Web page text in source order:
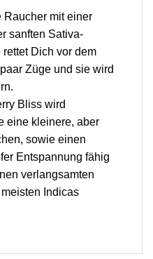
Raucher mit einer
sanften Sativa-
Dich vor dem
Züge und sie wird
Bliss wird
eine kleinere, aber
sowie einen
Entspannung fähig
verlangsamten
Indicas